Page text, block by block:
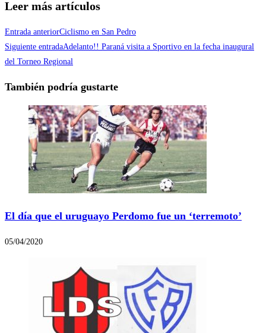
Leer más artículos
Entrada anteriorCiclismo en San Pedro
Siguiente entradaAdelanto!! Paraná visita a Sportivo en la fecha inaugural
del Torneo Regional
También podría gustarte
El día que el uruguayo Perdomo fue un ‘terremoto’
05/04/2020